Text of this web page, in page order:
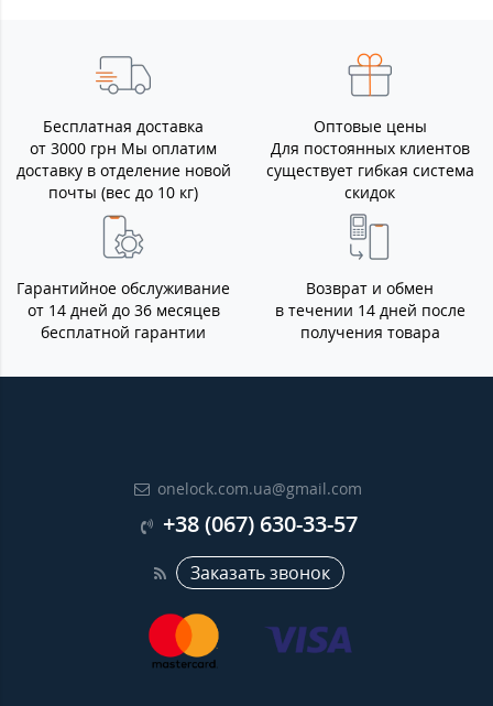
Бесплатная доставка
от 3000 грн Мы оплатим
доставку в отделение новой
почты (вес до 10 кг)
Оптовые цены
Для постоянных клиентов
существует гибкая система
скидок
Гарантийное обслуживание
от 14 дней до 36 месяцев
бесплатной гарантии
Возврат и обмен
в течении 14 дней после
получения товара
onelock.com.ua@gmail.com
+38 (067) 630-33-57
Заказать звонок